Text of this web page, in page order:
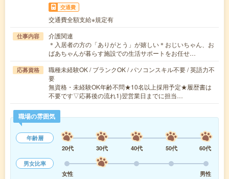
交通費
交通費全額支給※規定有
仕事内容
介護関連
＊入居者の方の「ありがとう」が嬉しい＊おじいちゃん、お
ばあちゃんが暮らす施設での生活サポートをお任せ…
応募資格
職種未経験OK / ブランクOK / パソコンスキル不要 / 英語力不
要
無資格・未経験OK年齢不問★10名以上採用予定★履歴書は
不要です▽応募後の流れ1)翌営業日までに担当…
職場の雰囲気
年齢層
20代
30代 40代 50代
60代
男女比率
女性
男性